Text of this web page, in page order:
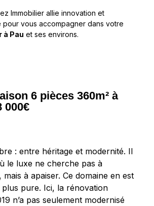
Immobilier allie innovation et
vous accompagner dans votre
à Pau et ses environs.
6 pièces 360m² à
000€
: entre héritage et modernité. Il
le luxe ne cherche pas à
à apaiser. Ce domaine en est
plus pure. Ici, la rénovation
n’a pas seulement modernisé